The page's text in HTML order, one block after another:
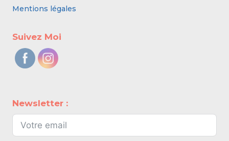
Mentions légales
Suivez Moi
Newsletter :